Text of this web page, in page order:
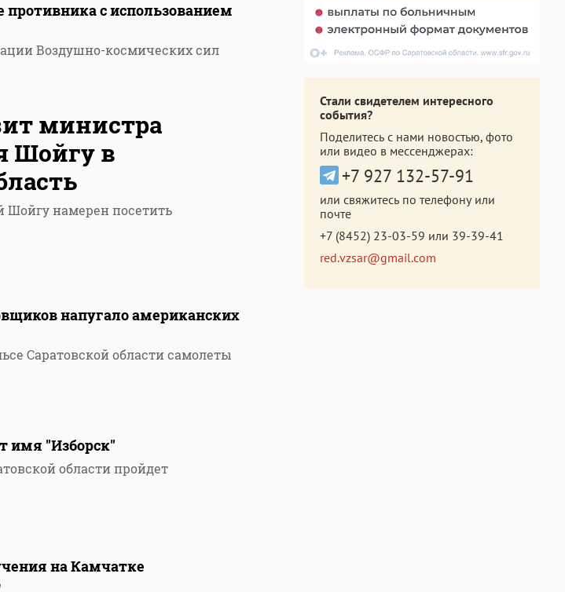
противника с использованием
Воздушно-космических сил
министра
Шойгу в
намерен посетить
напугало американских
Саратовской области самолеты
имя "Изборск"
области пройдет
на Камчатке
Стали свидетелем интересного
события?
Поделитесь с нами новостью, фото
или видео в мессенджерах:
+7 927 132-57-91
или свяжитесь по телефону или
почте
+7 (8452) 23-03-59 или 39-39-41
red.vzsar@gmail.com